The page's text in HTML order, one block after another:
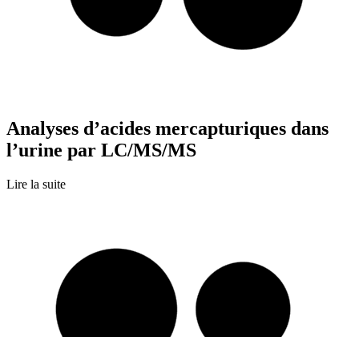
Analyses d’acides mercapturiques dans
l’urine par LC/MS/MS
Lire la suite